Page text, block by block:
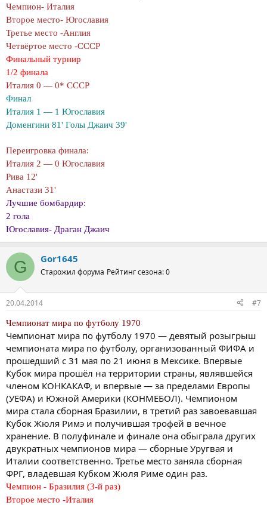
Чемпион- Италия
Второе место- Югославия
Третье место -Англия
Четвёртое место -СССР
Финальный турнир
1/2 финала
Италия 0 — 0* СССР
Финал
Италия 1 — 1 Югославия
Доменгини 81' Голы Джаич 39'
Переигровка финала:
Италия 2 — 0 Югославия
Рива 12'
Анастази 31'
Лучшие бомбардир:
2 гола
Югославия- Драган Джаич
G Gor1645
Старожил форума Рейтинг сезона: 0
20.04.2014 #7
Чемпионат мира по футболу 1970
Чемпионат мира по футболу 1970 — девятый розыгрыш
чемпионата мира по футболу, организованный ФИФА и
прошедший с 31 мая по 21 июня в Мексике. Впервые
Кубок мира прошёл на территории страны, являвшейся
членом КОНКАКАФ, и впервые — за пределами Европы
(УЕФА) и Южной Америки (КОНМЕБОЛ). Чемпионом
мира стала сборная Бразилии, в третий раз завоевавшая
Кубок Жюля Римэ и получившая трофей в вечное
хранение. В полуфинале и финале она обыграла других
двукратных чемпионов мира — сборные Уругвая и
Италии соответственно. Третье место заняла сборная
ФРГ, владевшая Кубком Жюля Риме один раз.
Чемпион - Бразилия (3-й раз)
Второе место -Италия